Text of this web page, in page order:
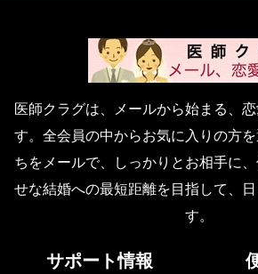
医師クラグは、メールから始まる、
す。全会員の中からお気に入りの方
ちをメールで、しっかりとお相手に
せな結婚への最短距離を目指して、
す。
サポート情報